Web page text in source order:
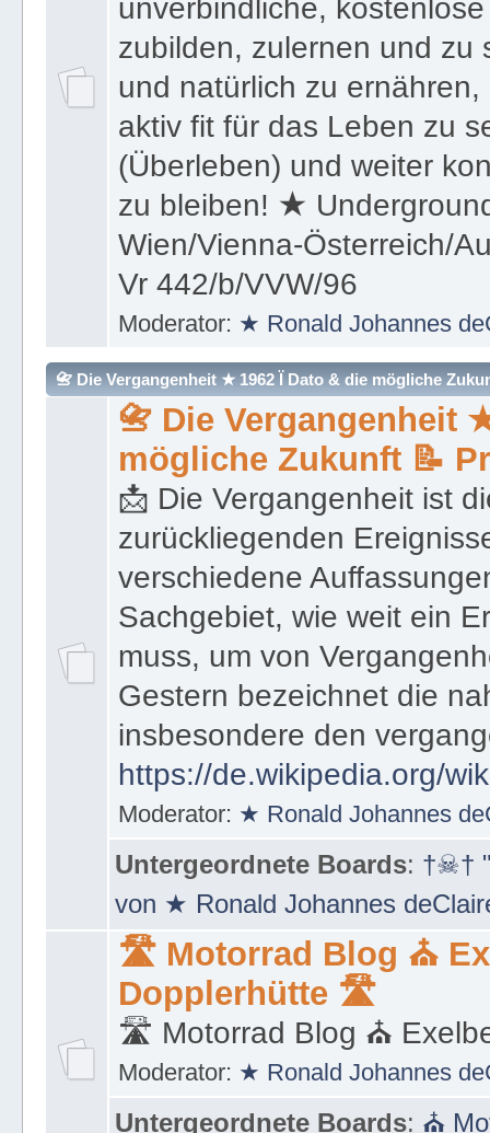
🖥 Hier befinden sich
unverbindliche,
zubilden, zulernen und zu
und natürlich zu
aktiv fit für das Leben zu
(Überleben) und weiter
zu bleiben! ★
Wien/Vienna-Österreich/
Vr 442/b/VVW/96
Moderator:★ Ronald Johannes
📇 Die Vergangenheit ★ 1962 Ï Dato & die mögliche
📇 Die Vergangenheit
mögliche Zukunft 📝
📩 Die Vergangenheit ist
zurückliegenden
verschiedene
Sachgebiet, wie weit ein
muss, um von
Gestern bezeichnet die
insbesondere den
https://de.wikipedia.org/
Moderator:★ Ronald Johannes
Untergeordnete Boards:†☠†
von ★ Ronald Johannes
🛣 Motorrad Blog ⛪
Dopplerhütte 🛣
🛣 Motorrad Blog ⛪
Moderator:★ Ronald Johannes